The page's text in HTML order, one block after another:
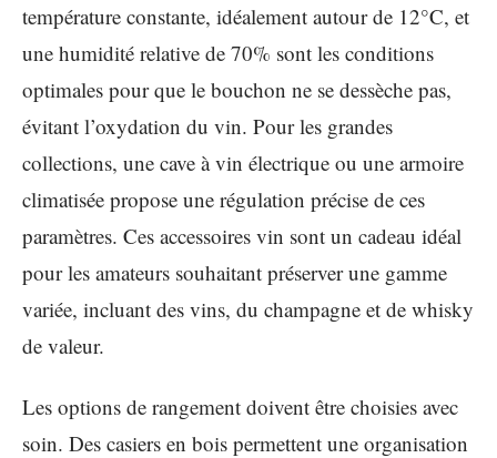
température constante, idéalement autour de 12°C, et
une humidité relative de 70% sont les conditions
optimales pour que le bouchon ne se dessèche pas,
évitant l’oxydation du vin. Pour les grandes
collections, une cave à vin électrique ou une armoire
climatisée propose une régulation précise de ces
paramètres. Ces accessoires vin sont un cadeau idéal
pour les amateurs souhaitant préserver une gamme
variée, incluant des vins, du champagne et de whisky
de valeur.
Les options de rangement doivent être choisies avec
soin. Des casiers en bois permettent une organisation